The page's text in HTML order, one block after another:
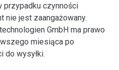
przypadku czynności
nie jest zaangażowany.
GmbH ma prawo
miesiąca po
do wysyłki.